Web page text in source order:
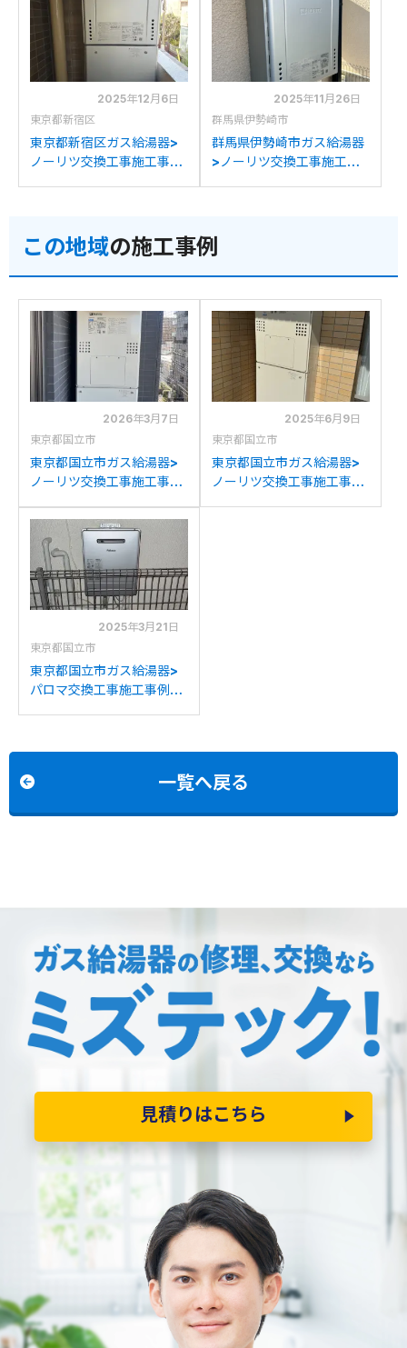
ツGT-C2472AW BLへの
交換
ツGT-C2472AW BLへの
交換
2025年12月6日
東京都新宿区
東京都新宿区ガス給湯器>
ノーリツ交換工事施工事
換
2025年11月26日
群馬県伊勢崎市
群馬県伊勢崎市ガス給湯器
>ノーリツ交換工事施工事
交換
この地域の施工事例
2026年3月7日
東京都国立市
東京都国立市ガス給湯器>
ノーリツ交換工事施工事
2417AWX3H-Lからノーリ
ツGTH-C2460AW3H-T-
1BLへの交換
2025年6月9日
東京都国立市
東京都国立市ガス給湯器>
ノーリツ交換工事施工事
2025年3月21日
東京都国立市
東京都国立市ガス給湯器>
パロマ交換工事施工事例：
一覧へ戻る
見積りはこちら